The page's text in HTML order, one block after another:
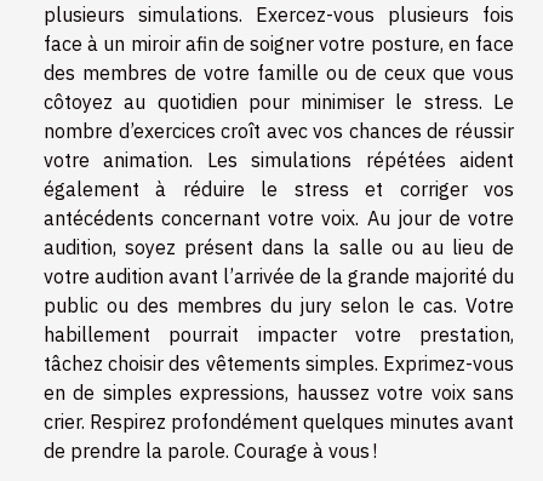
plusieurs simulations. Exercez-vous plusieurs fois
face à un miroir afin de soigner votre posture, en face
des membres de votre famille ou de ceux que vous
côtoyez au quotidien pour minimiser le stress. Le
nombre d’exercices croît avec vos chances de réussir
votre animation. Les simulations répétées aident
également à réduire le stress et corriger vos
antécédents concernant votre voix. Au jour de votre
audition, soyez présent dans la salle ou au lieu de
votre audition avant l’arrivée de la grande majorité du
public ou des membres du jury selon le cas. Votre
habillement pourrait impacter votre prestation,
tâchez choisir des vêtements simples. Exprimez-vous
en de simples expressions, haussez votre voix sans
crier. Respirez profondément quelques minutes avant
de prendre la parole. Courage à vous !